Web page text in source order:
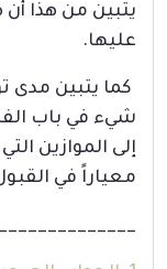
يتبين من هذا أن
عليها.
كما يتبين
شيء في باب
إلى الموازين
معياراً في